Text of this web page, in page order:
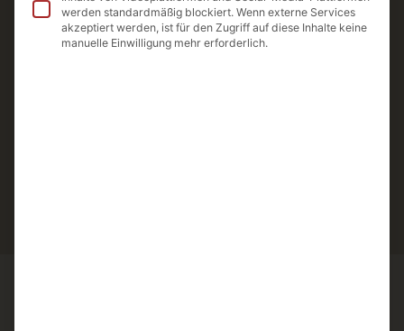
Gut zu wissen:Alternativ bieten wir auch
die natürliche Polynukleotid-Behandlung
in unserer Praxis an.
werden standardmäßig blockiert. Wenn externe Services
akzeptiert werden, ist für den Zugriff auf diese Inhalte keine
manuelle Einwilligung mehr erforderlich.